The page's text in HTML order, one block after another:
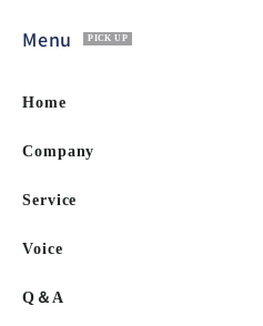
Menu PICK UP
Home
Company
Service
Voice
Q＆A